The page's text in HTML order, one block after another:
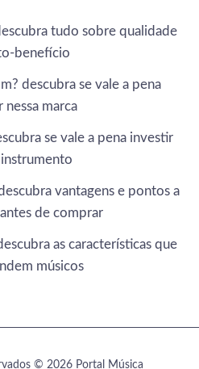
tudo sobre qualidade
benefício
descubra se vale a pena
nessa marca
se vale a pena investir
instrumento
vantagens e pontos a
de comprar
as características que
músicos
© 2026 Portal Música